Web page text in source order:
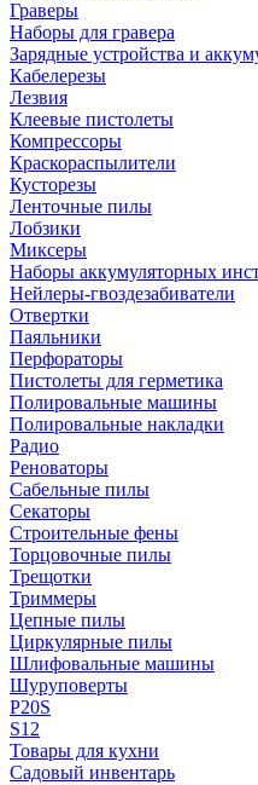
Граверы
Наборы для гравера
Зарядные устройства и
Кабелерезы
Лезвия
Клеевые пистолеты
Компрессоры
Краскораспылители
Кусторезы
Ленточные пилы
Лобзики
Миксеры
Наборы аккумуляторных
Нейлеры-гвоздезабиватели
Отвертки
Паяльники
Перфораторы
Пистолеты для герметика
Полировальные машины
Полировальные накладки
Радио
Реноваторы
Сабельные пилы
Секаторы
Строительные фены
Торцовочные пилы
Трещотки
Триммеры
Цепные пилы
Циркулярные пилы
Шлифовальные машины
Шуруповерты
P20S
S12
Товары для кухни
Садовый инвентарь